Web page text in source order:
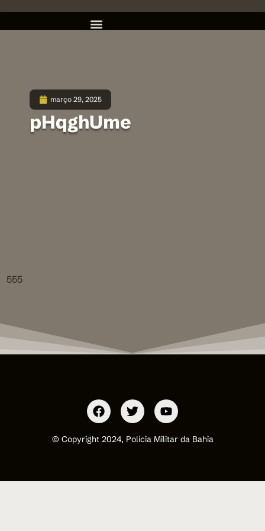
março 29, 2025
pHqghUme
555
© Copyright 2024, Polícia Militar da Bahia